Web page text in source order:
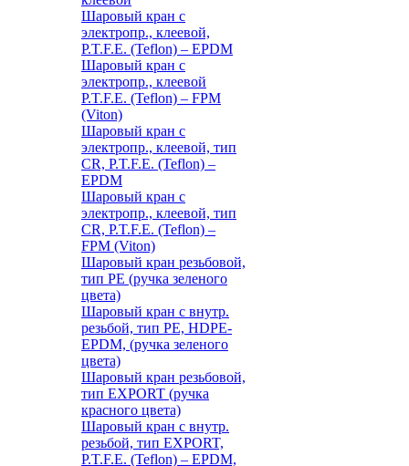
Шаровый кран с
электропр., клеевой,
P.T.F.E. (Teflon) – EPDM
Шаровый кран с
электропр., клеевой
P.T.F.E. (Teflon) – FPM
(Viton)
Шаровый кран с
электропр., клеевой, тип
CR, P.T.F.E. (Teflon) –
EPDM
Шаровый кран с
электропр., клеевой, тип
CR, P.T.F.E. (Teflon) –
FPM (Viton)
Шаровый кран резьбовой,
тип PE (ручка зеленого
цвета)
Шаровый кран с внутр.
резьбой, тип PE, HDPE-
EPDM, (ручка зеленого
цвета)
Шаровый кран резьбовой,
тип EXPORT (ручка
красного цвета)
Шаровый кран с внутр.
резьбой, тип EXPORT,
P.T.F.E. (Teflon) – EPDM,